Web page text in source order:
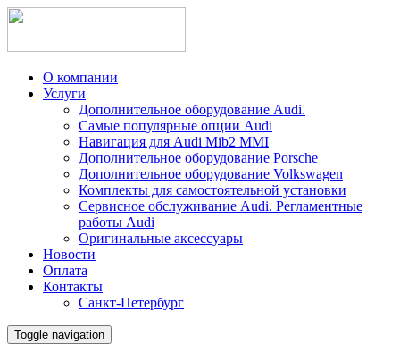
О компании
Услуги
Дополнительное оборудование Audi.
Самые популярные опции Audi
Навигация для Audi Mib2 MMI
Дополнительное оборудование Porsche
Дополнительное оборудование Volkswagen
Комплекты для самостоятельной установки
Сервисное обслуживание Audi. Регламентные
работы Audi
Оригинальные аксессуары
Новости
Оплата
Контакты
Санкт-Петербург
Toggle navigation